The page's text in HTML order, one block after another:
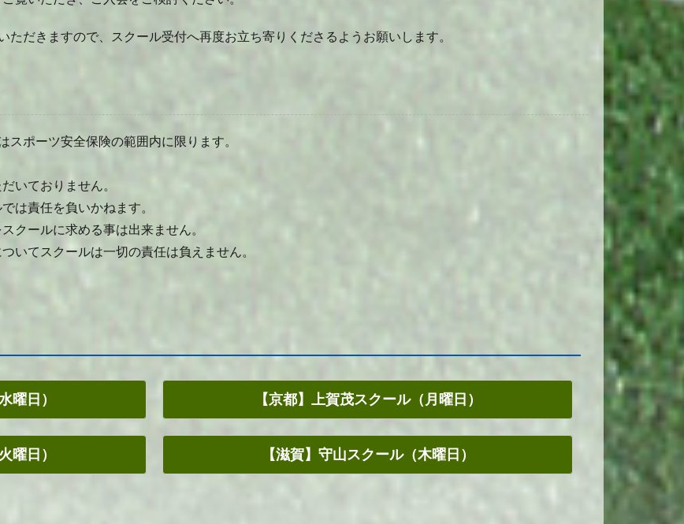
だきますので、スクール受付へ再度お立ち寄りくださるようお願いします。
ポーツ安全保険の範囲内に限ります。
いておりません。
は責任を負いかねます。
クールに求める事は出来ません。
いてスクールは一切の責任は負えません。
曜日） 【京都】上賀茂スクール（月曜日）
曜日） 【滋賀】守山スクール（木曜日）